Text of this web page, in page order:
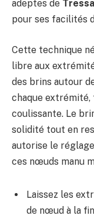
adeptes de
pour ses facilités
Cette technique
libre aux
des brins autour
chaque
coulissante. Le
solidité tout en
autorise le
ces nœuds manu
Laissez les
de nœud à la